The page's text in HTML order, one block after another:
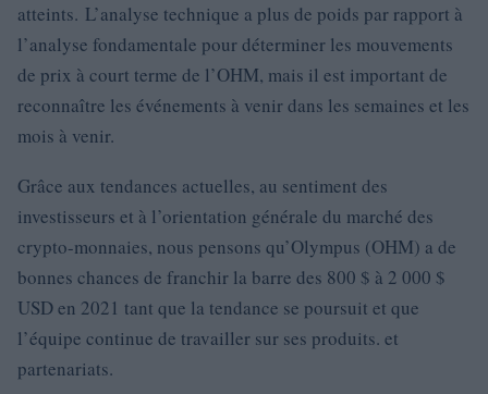
atteints. L’analyse technique a plus de poids par rapport à
l’analyse fondamentale pour déterminer les mouvements
de prix à court terme de l’OHM, mais il est important de
reconnaître les événements à venir dans les semaines et les
mois à venir.
Grâce aux tendances actuelles, au sentiment des
investisseurs et à l’orientation générale du marché des
crypto-monnaies, nous pensons qu’Olympus (OHM) a de
bonnes chances de franchir la barre des 800 $ à 2 000 $
USD en 2021 tant que la tendance se poursuit et que
l’équipe continue de travailler sur ses produits. et
partenariats.